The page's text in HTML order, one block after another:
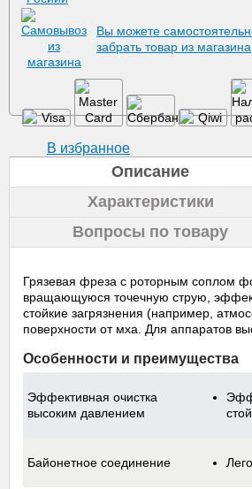
Вы можете
забрать товар из магазина
В избранное
Описание
Характеристики
Вопросы по товару
Грязевая фреза с роторным соплом
вращающуюся точечную струю,
стойкие загрязнения (например,
поверхности от мха. Для аппаратов
Особенности и преимущества
Эффективная очистка
высоким давлением
Байонетное соединение